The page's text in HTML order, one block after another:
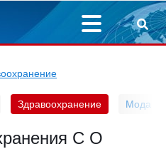
Здравоохранение Мода
С О